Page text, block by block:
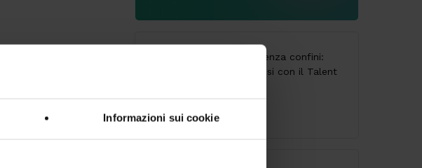
Informazioni sui cookie
CodyLab, formazione senza confini:
Italia e Camerun connessi con il Talent